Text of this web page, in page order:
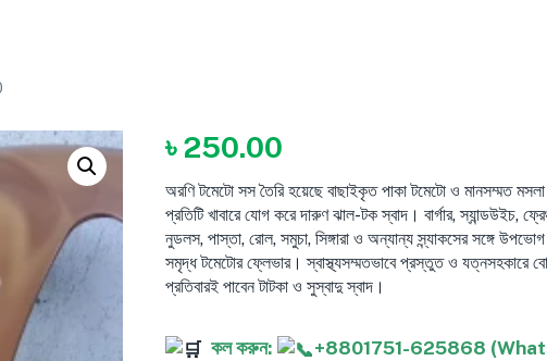
৳250.00
অরণি টমেটো সস তৈরি হয়েছে বাছাইকৃত পাকা টমেটো ও মানসম্মত মসলা
প্রতিটি খাবারে যোগ করে দারুণ ঝাল-টক স্বাদ। বার্গার, স্যান্ডউইচ,
নুডলস, পাস্তা, রোল, সমুচা, সিঙ্গারা ও অন্যান্য স্ন্যাকসের সঙ্গে
সমৃদ্ধ টমেটোর ফ্লেভার। স্বাস্থ্যসম্মতভাবে প্রস্তুত ও যত্নসহকারে
প্রতিবারই পাবেন টাটকা ও সুস্বাদু স্বাদ।
কল করুন: +8801751-625868